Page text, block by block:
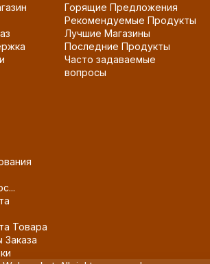
Горящие Предложения
Рекомендуемые Продукты
Лучшие Магазины
Последние Продукты
Часто задаваемые
вопросы
Товара